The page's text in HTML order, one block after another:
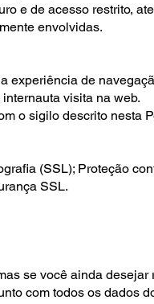
e de acesso restrito,
envolvidas.
experiência de
visita na web.
o sigilo descrito nesta
(SSL); Proteção
SSL.
se você ainda desejar
com todos os dados